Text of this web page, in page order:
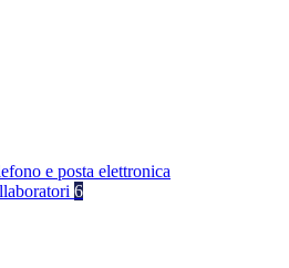
e posta elettronica
6